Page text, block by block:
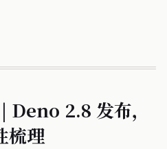
2.8 发布，
梳理